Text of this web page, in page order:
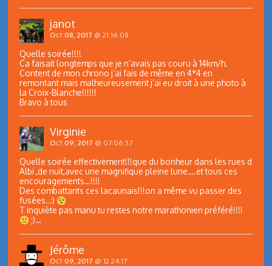
janot
Oct 08, 2017 @ 21:16:08
Quelle soirée!!!!
Ca faisait longtemps que je n’avais pas couru à 14km/h.
Content de mon chrono j’ai fais de même en 4*4 en
remontant mais malheureusement j’ai eu droit à une photo à
la Croix-Blanche!!!!!!
Bravo à tous
Virginie
Oct 09, 2017 @ 07:06:37
Quelle soirée effectivement!!!que du bonheur dans les rues d
Albi ,de nuit,avec une magnifique pleine lune….et tous ces
encouragements…!!!!
Des combattants ces lacaunais!!!on a même vu passer des
fusées..:)
T inquiète pas manu tu restes notre marathonien préféré!!!!
;)…
Jérôme
Oct 09, 2017 @ 12:24:17